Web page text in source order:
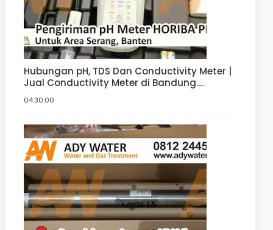
Hubungan pH, TDS Dan Conductivity Meter |
Jual Conductivity Meter di Bandung.
04.30.00